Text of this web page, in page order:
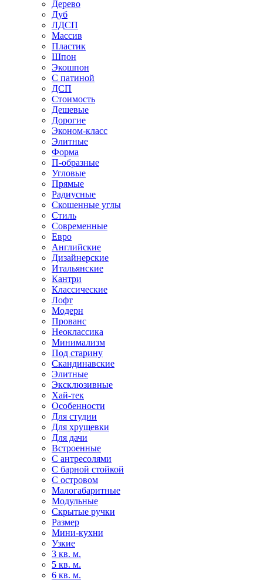
Дерево
Дуб
ЛДСП
Массив
Пластик
Шпон
Экошпон
С патиной
ДСП
Стоимость
Дешевые
Дорогие
Эконом-класс
Элитные
Форма
П-образные
Угловые
Прямые
Радиусные
Скошенные углы
Стиль
Современные
Евро
Английские
Дизайнерские
Итальянские
Кантри
Классические
Лофт
Модерн
Прованс
Неоклассика
Минимализм
Под старину
Скандинавские
Элитные
Эксклюзивные
Хай-тек
Особенности
Для студии
Для хрущевки
Для дачи
Встроенные
С антресолями
С барной стойкой
С островом
Малогабаритные
Модульные
Скрытые ручки
Размер
Мини-кухни
Узкие
3 кв. м.
5 кв. м.
6 кв. м.